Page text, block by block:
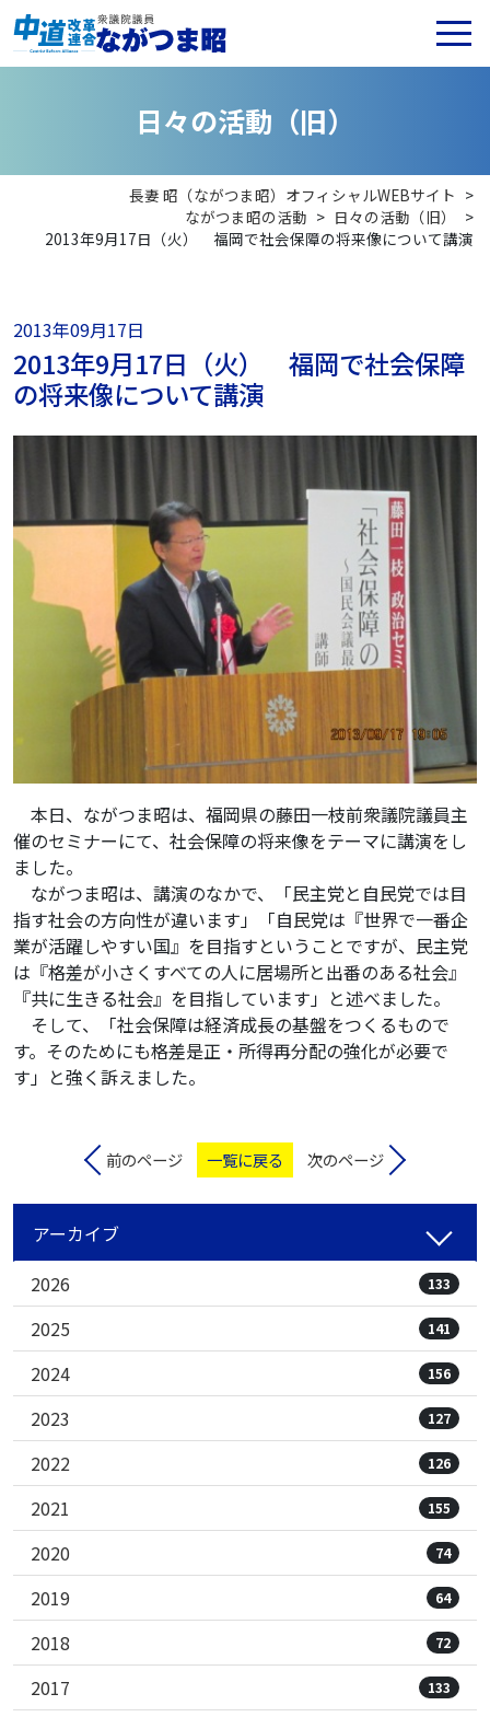
日々の活動 （旧）
長妻 昭（ながつま昭）オフィシャルWEBサイト >
ながつま昭の活動 > 日々の活動（旧）
>
2013年9月17日（火） 福岡で社会保障の将来像について講演
2013年09月17日
2013年9月17日（火） 福岡で社会保障
の将来像について講演
本日、ながつま昭は、福岡県の藤田一枝前衆議院議員主
催のセミナーにて、社会保障の将来像をテーマに講演をし
ました。
ながつま昭は、講演のなかで、「民主党と自民党では目
指す社会の方向性が違います」「自民党は『世界で一番企
業が活躍しやすい国』を目指すということですが、民主党
は『格差が小さくすべての人に居場所と出番のある社会』
『共に生きる社会』を目指しています」と述べました。
そして、「社会保障は経済成長の基盤をつくるもので
す。そのためにも格差是正・所得再分配の強化が必要で
す」と強く訴えました。
前のページ 一覧に戻る 次のページ
アーカイブ
2026
133
2025 141
2024 156
2023 127
2022 126
2021 155
2020 74
2019 64
2018 72
2017 133